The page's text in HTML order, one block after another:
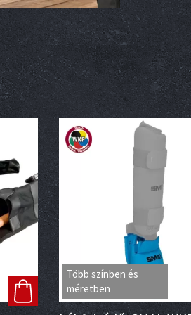
Több színben és
méretben